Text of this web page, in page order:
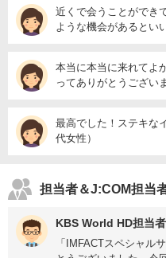
近くで会うことができ
ような機会があるとい
本当に本当に来れてよ
ってありがとうござい
最高でした！ステキな
代女性）
担当者＆J:COM担当
KBS World HD担当
「IMFACTスペシャル